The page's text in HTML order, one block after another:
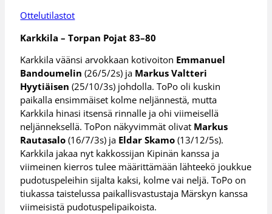
Ottelutilastot
Karkkila – Torpan Pojat 83–80
Karkkila väänsi arvokkaan kotivoiton Emmanuel
Bandoumelin (26/5/2s) ja Markus Valtteri
Hyytiäisen (25/10/3s) johdolla. ToPo oli kuskin
paikalla ensimmäiset kolme neljännestä, mutta
Karkkila hinasi itsensä rinnalle ja ohi viimeisellä
neljänneksellä. ToPon näkyvimmät olivat Markus
Rautasalo (16/7/3s) ja Eldar Skamo (13/12/5s).
Karkkila jakaa nyt kakkossijan Kipinän kanssa ja
viimeinen kierros tulee määrittämään lähteekö joukkue
pudotuspeleihin sijalta kaksi, kolme vai neljä. ToPo on
tiukassa taistelussa paikallisvastustaja Märskyn kanssa
viimeisistä pudotuspelipaikoista.